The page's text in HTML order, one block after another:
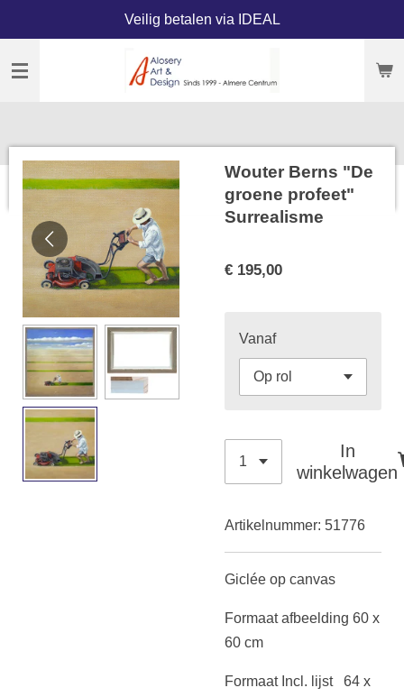
naar
Veilig betalen via IDEAL
Wouter Berns "De
groene profeet"
Surrealisme
€ 195,00
Vanaf
In
winkelwagen
Artikelnummer: 51776
Giclée op canvas
Formaat afbeelding 60 x
60 cm
Formaat Incl. lijst 64 x